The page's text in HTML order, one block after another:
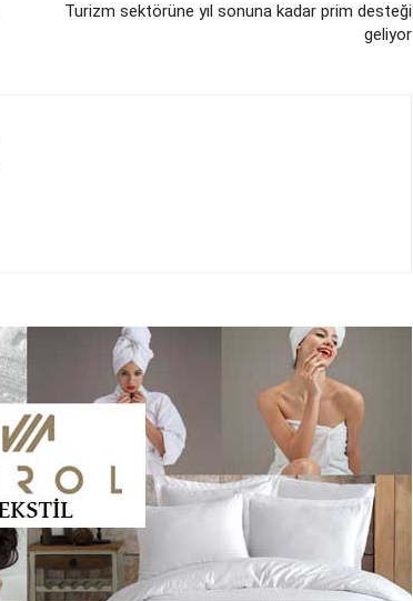
Turizm sektörüne yıl sonuna kadar prim desteği
geliyor